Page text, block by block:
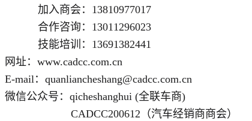
加入商会：13810977017
合作咨询：13011296023
技能培训：13691382441
网址：www.cadcc.com.cn
E-mail：quanliancheshang@cadcc.com.cn
微信公众号：qicheshanghui (全联车商)
CADCC200612（汽车经销商商会）